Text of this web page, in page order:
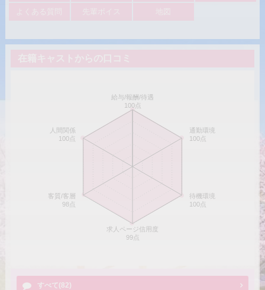
給与/報酬/待遇
100点
通勤環境
100点
待機環境
100点
求人ページ信用度
99点
客質/客層
98点
人間関係
100点
すべて(82)